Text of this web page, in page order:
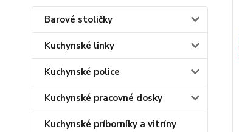
Barové stoličky
Kuchynské linky
Kuchynské police
Kuchynské pracovné dosky
Kuchynské príborníky a vitríny